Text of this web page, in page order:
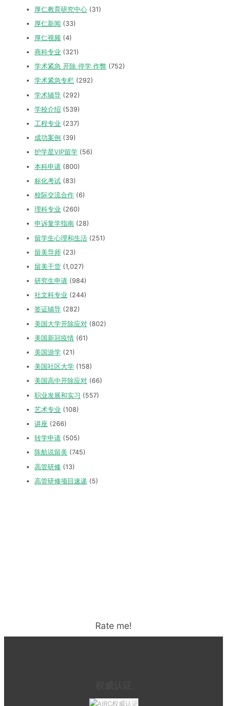
厚仁教育研究中心 (31)
厚仁新闻 (33)
厚仁视频 (4)
商科专业 (321)
学术紧急 开除 停学 作弊 (752)
学术紧急专栏 (292)
学术辅导 (292)
学校介绍 (539)
工程专业 (237)
成功案例 (39)
护学星VIP留学 (56)
本科申请 (800)
标化考试 (83)
校际交流合作 (6)
理科专业 (260)
申诉复学指南 (28)
留学生心理和生活 (251)
留美导师 (23)
留美干货 (1,027)
研究生申请 (984)
社文科专业 (244)
签证辅导 (282)
美国大学开除应对 (802)
美国新冠疫情 (61)
美国游学 (21)
美国社区大学 (158)
美国高中开除应对 (66)
职业发展和实习 (557)
艺术专业 (108)
讲座 (266)
转学申请 (505)
陈航说留美 (745)
高管研修 (13)
高管研修项目速递 (5)
Rate me!